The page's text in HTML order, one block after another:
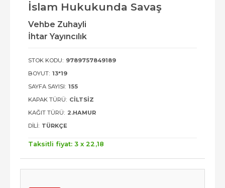
İslam Hukukunda Savaş
Vehbe Zuhayli
İhtar Yayıncılık
STOK KODU: 9789757849189
BOYUT: 13*19
SAYFA SAYISI: 155
KAPAK TÜRÜ: CILTSIZ
KAĞIT TÜRÜ: 2.HAMUR
DILI: TÜRKÇE
Taksitli fiyat: 3 x 22 ,18